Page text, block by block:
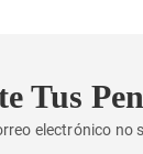
Tus
electrónico no